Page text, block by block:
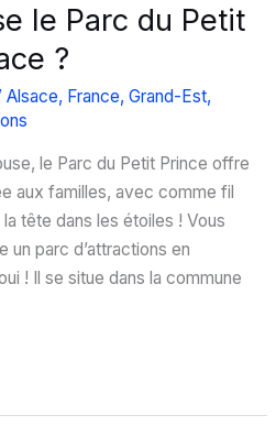
le Parc du Petit
?
Alsace, France, Grand-Est,
le Parc du Petit Prince offre
aux familles, avec comme fil
tête dans les étoiles ! Vous
un parc d’attractions en
! Il se situe dans la commune